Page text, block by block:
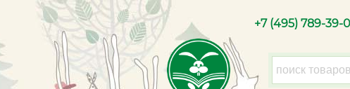
+7 (495) 789-39-